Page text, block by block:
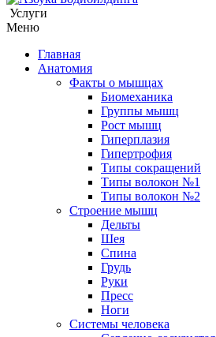
Услуги
Меню
Главная
Анатомия
Факты о мышцах
Биомеханика
Группы мышц
Рост мышц
Гиперплазия
Гипертрофия
Типы сокращений
Типы волокон №1
Типы волокон №2
Строение мышц
Дельты
Шея
Спина
Грудь
Руки
Пресс
Ноги
Системы человека